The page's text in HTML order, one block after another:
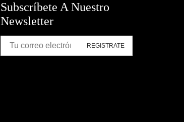
Subscríbete A Nuestro
Newsletter